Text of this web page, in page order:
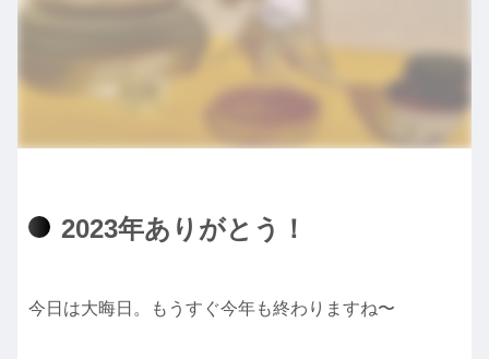
2023年ありがとう！
今日は大晦日。もうすぐ今年も終わりますね〜